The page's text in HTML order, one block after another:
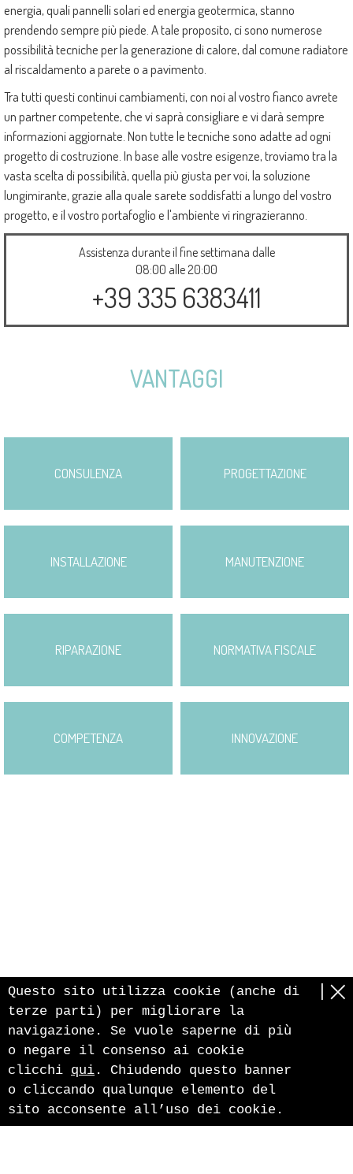
Questo sito utilizza cookie (anche di
terze parti) per migliorare la
navigazione. Se vuole saperne di più
o negare il consenso ai cookie
clicchi qui . Chiudendo questo banner
o cliccando qualunque elemento del
sito acconsente all’uso dei cookie.
energia, quali pannelli solari ed energia geotermica, stanno
prendendo sempre più piede. A tale proposito, ci sono numerose
possibilità tecniche per la generazione di calore, dal comune radiatore
al riscaldamento a parete o a pavimento.
Tra tutti questi continui cambiamenti, con noi al vostro fianco avrete
un partner competente, che vi saprà consigliare e vi darà sempre
informazioni aggiornate. Non tutte le tecniche sono adatte ad ogni
progetto di costruzione. In base alle vostre esigenze, troviamo tra la
vasta scelta di possibilità, quella più giusta per voi, la soluzione
lungimirante, grazie alla quale sarete soddisfatti a lungo del vostro
progetto, e il vostro portafoglio e l'ambiente vi ringrazieranno.
Assistenza durante il fine settimana dalle
08:00 alle 20:00
+39 335 6383411
VANTAGGI
CONSULENZA PROGETTAZIONE
INSTALLAZIONE MANUTENZIONE
RIPARAZIONE NORMATIVA FISCALE
COMPETENZA INNOVAZIONE